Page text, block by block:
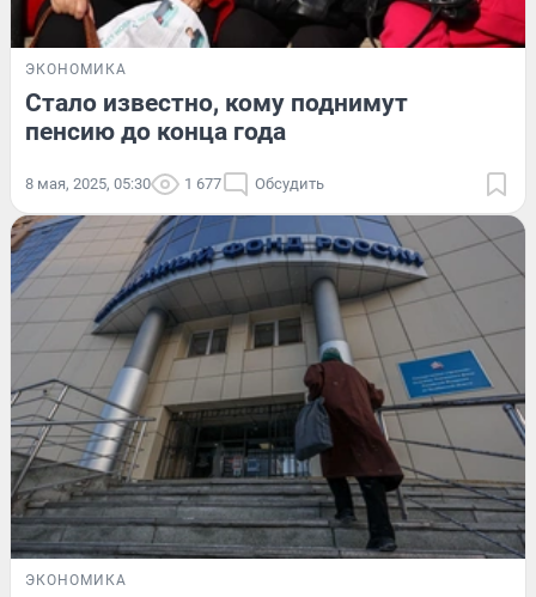
ЭКОНОМИКА
Стало известно, кому поднимут
пенсию до конца года
8 мая, 2025, 05:30 1 677 Обсудить
ЭКОНОМИКА